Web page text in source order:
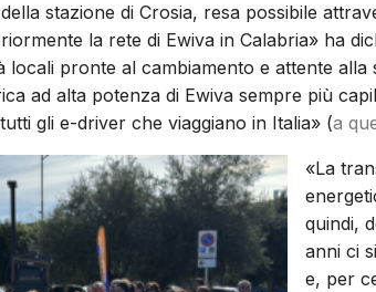
stazione di Crosia, resa possibile
la rete di Ewiva in Calabria» ha
locali pronte al cambiamento e attente alla
ad alta potenza di Ewiva sempre più
gli e-driver che viaggiano in Italia» (a
«La
quindi,
anni ci
e, per